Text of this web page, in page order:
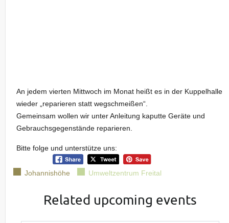
An jedem vierten Mittwoch im Monat heißt es in der Kuppelhalle
wieder „reparieren statt wegschmeißen“.
Gemeinsam wollen wir unter Anleitung kaputte Geräte und
Gebrauchsgegenstände reparieren.
Bitte folge und unterstütze uns:
Johannishöhe Umweltzentrum Freital
Related upcoming events